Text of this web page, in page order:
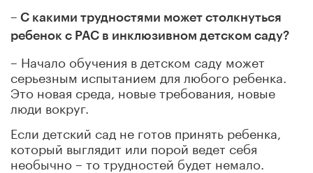
– С какими трудностями может столкнуться
ребенок с РАС в инклюзивном детском саду?
– Начало обучения в детском саду может
серьезным испытанием для любого ребенка.
Это новая среда, новые требования, новые
люди вокруг.
Если детский сад не готов принять ребенка,
который выглядит или порой ведет себя
необычно – то трудностей будет немало.